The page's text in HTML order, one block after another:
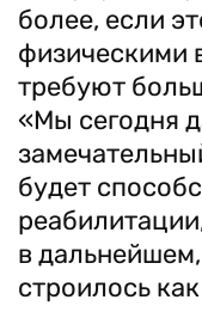
более, если
физическими
требуют
«Мы сегодня
будет
в
строилось